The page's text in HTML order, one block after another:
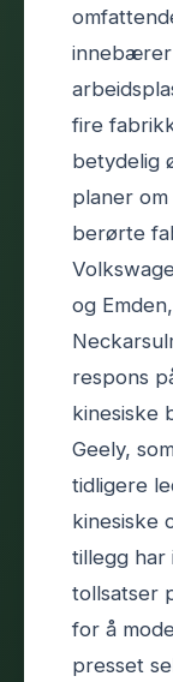
innebærer
fire
betydelig
planer
berørte
og
respons
kinesiske
Geely,
tidligere
kinesiske
tillegg har
tollsatser
for å
presset